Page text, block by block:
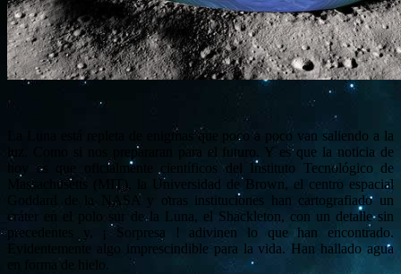
La Luna está repleta de enigmas que poco a poco van saliendo a la
luz. Como si nos prepararan para el futuro. Y es que la noticia de
hoy es que oficialmente científicos del Instituto Tecnológico de
Massachusetts (MIT), la Universidad de Brown, el centro espacial
Goddard de la NASA y otras instituciones han cartografiado un
cráter en el polo sur de la Luna, el Shackleton, con un detalle sin
precedentes y, ¡ Sorpresa ! adivinen lo que han encontrado.
Evidentemente algo imprescindible para la vida. Han hallado agua
en forma de hielo.